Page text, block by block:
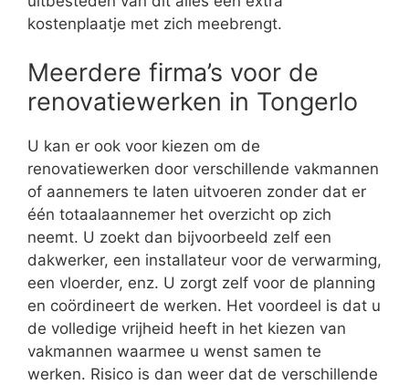
kostenplaatje met zich meebrengt.
Meerdere firma’s voor de
renovatiewerken in Tongerlo
U kan er ook voor kiezen om de
renovatiewerken door verschillende vakmannen
of aannemers te laten uitvoeren zonder dat er
één totaalaannemer het overzicht op zich
neemt. U zoekt dan bijvoorbeeld zelf een
dakwerker, een installateur voor de verwarming,
een vloerder, enz. U zorgt zelf voor de planning
en coördineert de werken. Het voordeel is dat u
de volledige vrijheid heeft in het kiezen van
vakmannen waarmee u wenst samen te
werken. Risico is dan weer dat de verschillende